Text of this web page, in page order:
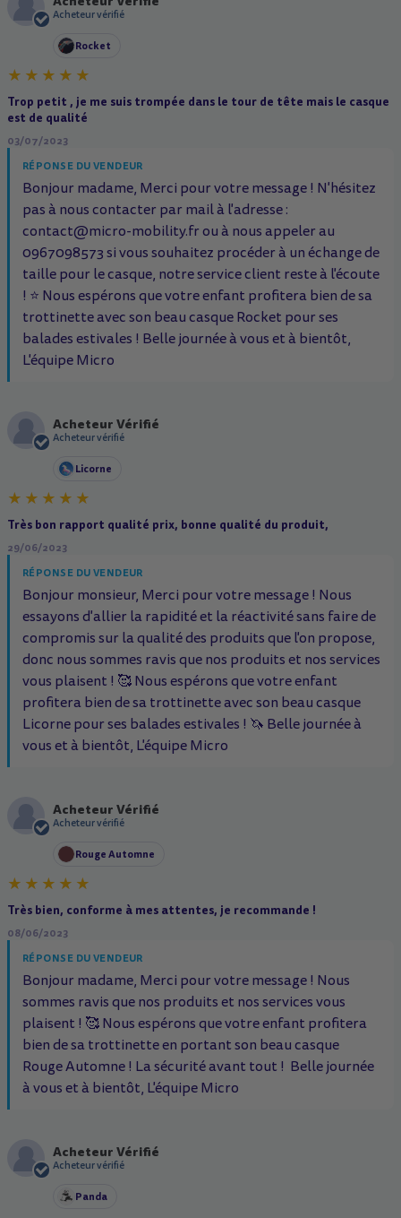
A Acheteur vérifié
Rocket
Trop petit , je me suis trompée dans le tour de tête mais le casque
est de qualité
03/07/2023
RÉPONSE DU VENDEUR
Bonjour madame, Merci pour votre message ! N'hésitez
pas à nous contacter par mail à l'adresse :
contact@micro-mobility.fr ou à nous appeler au
0967098573 si vous souhaitez procéder à un échange de
taille pour le casque, notre service client reste à l'écoute
! ⭐ Nous espérons que votre enfant profitera bien de sa
trottinette avec son beau casque Rocket pour ses
balades estivales ! Belle journée à vous et à bientôt,
L'équipe Micro
A
Acheteur Vérifié
Acheteur vérifié
Licorne
Très bon rapport qualité prix, bonne qualité du produit,
29/06/2023
RÉPONSE DU VENDEUR
Bonjour monsieur, Merci pour votre message ! Nous
essayons d'allier la rapidité et la réactivité sans faire de
compromis sur la qualité des produits que l'on propose,
donc nous sommes ravis que nos produits et nos services
vous plaisent ! 🥰 Nous espérons que votre enfant
profitera bien de sa trottinette avec son beau casque
Licorne pour ses balades estivales ! 🦄 Belle journée à
vous et à bientôt, L'équipe Micro
A
Acheteur Vérifié
Acheteur vérifié
Rouge Automne
Très bien, conforme à mes attentes, je recommande !
08/06/2023
RÉPONSE DU VENDEUR
Bonjour madame, Merci pour votre message ! Nous
sommes ravis que nos produits et nos services vous
plaisent ! 🥰 Nous espérons que votre enfant profitera
bien de sa trottinette en portant son beau casque
Rouge Automne ! La sécurité avant tout ! ️ Belle journée
à vous et à bientôt, L'équipe Micro
A
Acheteur Vérifié
Acheteur vérifié
Panda